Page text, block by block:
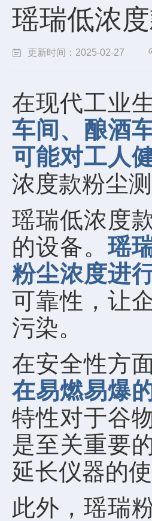
瑶瑞低浓
更新时间：2025-02-27
在现代工业
车间、酿酒
可能对工人
浓度款粉尘
瑶瑞低浓度
的设备。瑶
粉尘浓度进
可靠性，让
污染。
在安全性方
在易燃易爆
特性对于谷
是至关重要
延长仪器的
此外，瑶瑞